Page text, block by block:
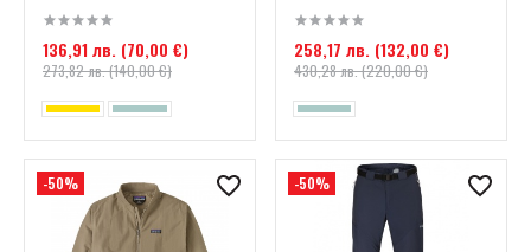
136,91 лв. (70,00 €)
273,82 лв. (140,00 €)
258,17 лв. (132,00 €)
430,28 лв. (220,00 €)
-50% -50%